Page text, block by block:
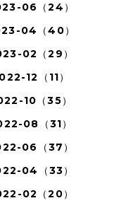
06（24）
04（40）
02（29）
12（11）
10（35）
08（31）
06（37）
04（33）
02（20）